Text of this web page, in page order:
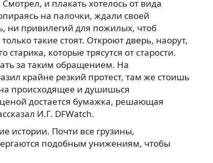
и плакать хотелось от вида
на палочки, ждали своей
ни привилегий для пожилых, чтоб
такие стоят. Откроют дверь, наорут,
старика, которые трясутся от старости.
за таким обращением. На
крайне резкий протест, там же стоишь
происходящее и душишься
достается бумажка, решающая
И.Г. DFWatch.
истории. Почти все грузины,
подобным унижениям, чтобы